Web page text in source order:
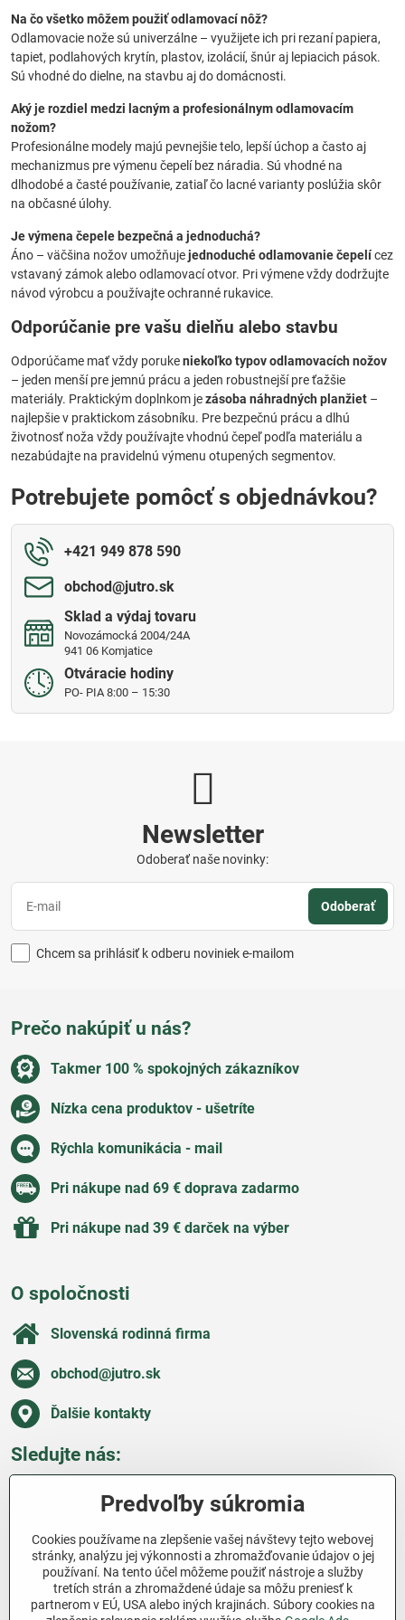
Na čo všetko môžem použiť odlamovací nôž?
Odlamovacie nože sú univerzálne – využijete ich pri rezaní papiera,
tapiet, podlahových krytín, plastov, izolácií, šnúr aj lepiacich pások.
Sú vhodné do dielne, na stavbu aj do domácnosti.
Aký je rozdiel medzi lacným a profesionálnym odlamovacím
nožom?
Profesionálne modely majú pevnejšie telo, lepší úchop a často aj
mechanizmus pre výmenu čepelí bez náradia. Sú vhodné na
dlhodobé a časté používanie, zatiaľ čo lacné varianty poslúžia skôr
na občasné úlohy.
Je výmena čepele bezpečná a jednoduchá?
Áno – väčšina nožov umožňujejednoduché odlamovanie čepelícez
vstavaný zámok alebo odlamovací otvor. Pri výmene vždy dodržujte
návod výrobcu a používajte ochranné rukavice.
Odporúčanie pre vašu dielňu alebo stavbu
Odporúčame mať vždy porukeniekoľko typov odlamovacích nožov
– jeden menší pre jemnú prácu a jeden robustnejší pre ťažšie
materiály. Praktickým doplnkom jezásoba náhradných planžiet –
najlepšie v praktickom zásobníku. Pre bezpečnú prácu a dlhú
životnosť noža vždy používajte vhodnú čepeľ podľa materiálu a
nezabúdajte na pravidelnú výmenu otupených segmentov.
Potrebujete pomôcť s objednávkou?
+421 949 878 590
obchod​@jutro​.sk
Sklad a výdaj tovaru
Novozámocká 2004/24A
941 06 Komjatice
Otváracie hodiny
PO- PIA 8:00 – 15:30
Newsletter
Odoberať naše novinky:
Odoberať
Chcem sa prihlásiť k odberu noviniek e-mailom
Prečo nakúpiť u nás?
Takmer 100 % spokojných zákazníkov
Nízka cena produktov - ušetríte
Rýchla komunikácia - mail
Pri nákupe nad 69 € doprava zadarmo
Pri nákupe nad 39 € darček na výber
O spoločnosti
Slovenská rodinná firma
obchod​@jutro​.sk
Ďalšie kontakty
Sledujte nás:
Všetko o nákupe
Ďakujeme za podporu
Predvoľby súkromia
Cookies používame na zlepšenie vašej návštevy tejto webovej
stránky, analýzu jej výkonnosti a zhromažďovanie údajov o jej
používaní. Na tento účel môžeme použiť nástroje a služby
tretích strán a zhromaždené údaje sa môžu preniesť k
partnerom v EÚ, USA alebo iných krajinách. Súbory cookies na